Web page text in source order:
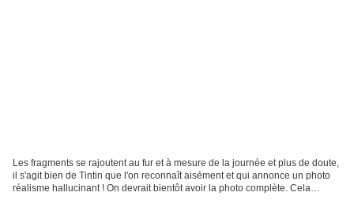
Les fragments se rajoutent au fur et à mesure de la journée et plus de doute,
il s'agit bien de Tintin que l'on reconnaît aisément et qui annonce un photo
réalisme hallucinant ! On devrait bientôt avoir la photo complète. Cela